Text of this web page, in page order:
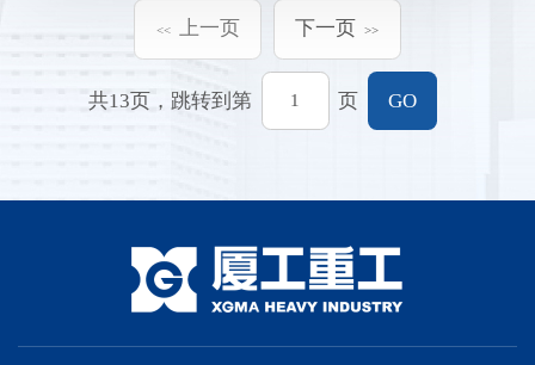
<< 上一页 下一页 >>
共13页，跳转到第 页 GO